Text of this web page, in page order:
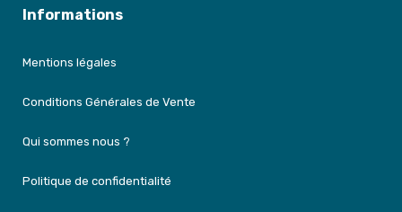
Informations
Mentions légales
Conditions Générales de Vente
Qui sommes nous ?
Politique de confidentialité